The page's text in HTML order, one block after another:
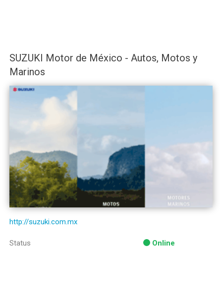
SUZUKI Motor de México - Autos, Motos y
Marinos
http://suzuki.com.mx
Status Online